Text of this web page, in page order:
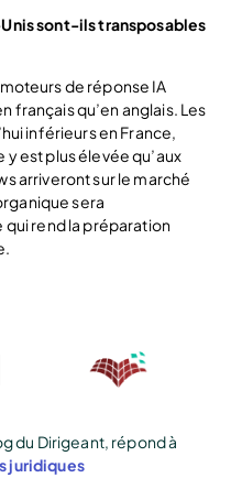
sont-ils transposables
de réponse IA
français qu’en anglais. Les
inférieurs en France,
est plus élevée qu’aux
arriveront sur le marché
sera
rend la préparation
du Dirigeant, répond à
juridiques